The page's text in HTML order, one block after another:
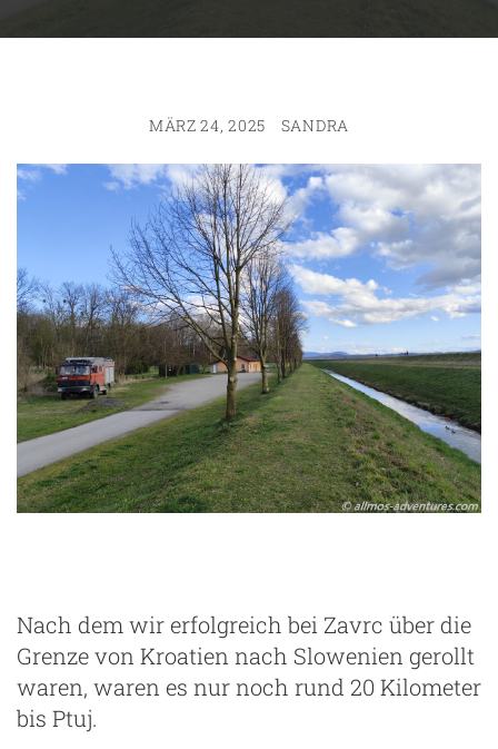
MÄRZ 24, 2025 SANDRA
Nach dem wir erfolgreich bei Zavrc über die
Grenze von Kroatien nach Slowenien gerollt
waren, waren es nur noch rund 20 Kilometer
bis Ptuj.